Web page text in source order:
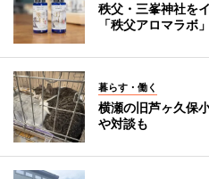
秩父・三峯神社を
「秩父アロマラボ
暮らす・働く
横瀬の旧芦ヶ久保
や対談も